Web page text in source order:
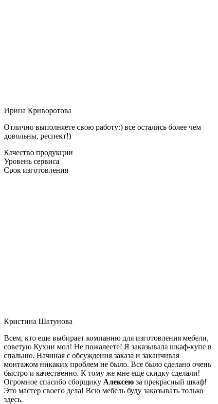
Ирина Криворотова
Отлично выполняете свою работу:) все остались более чем
довольны, респект!)
Качество продукции
Уровень сервиса
Срок изготовления
Кристина Шатунова
Всем, кто еще выбирает компанию для изготовления мебели,
советую Кухни мол! Не пожалеете! Я заказывала шкаф-купе в
спальню. Начиная с обсуждения заказа и заканчивая
монтажом никаких проблем не было. Все было сделано очень
быстро и качественно. К тому же мне ещё скидку сделали!
Огромное спасибо сборщику Алексею за прекрасный шкаф!
Это мастер своего дела! Всю мебель буду заказывать только
здесь.